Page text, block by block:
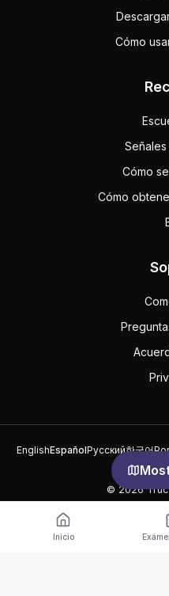
Cómo
Cómo
Cómo
EnglishEspañolРусский한국어
© 2026
La plataforma es propiedad
con
Inicio